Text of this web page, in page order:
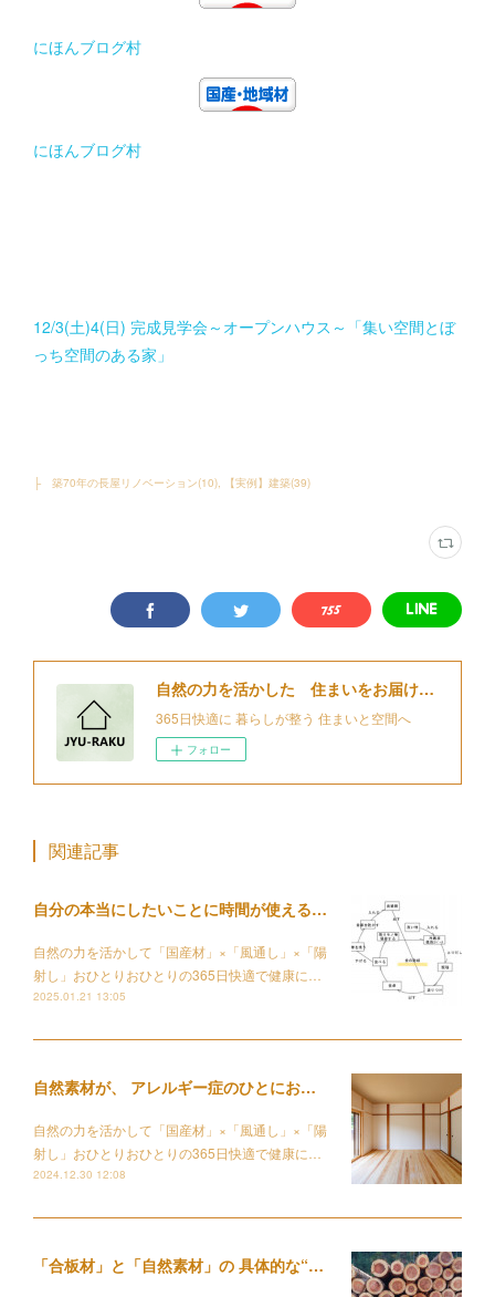
にほんブログ村
にほんブログ村
12/3(土)4(日) 完成見学会～オープンハウス～「集い空間とぼ
っち空間のある家」
├ 築70年の長屋リノベーション(10) 【実例】建築(39)
自然の力を活かした 住まいをお届けする 細江住楽設計
365日快適に 暮らしが整う 住まいと空間へ
フォロー
関連記事
自分の本当にしたいことに時間が使えるようになる家事動線を整える設計について
自然の力を活かして「国産材」×「風通し」×「陽
射し」おひとりおひとりの365日快適で健康に…
2025.01.21 13:05
自然素材が、 アレルギー症のひとにおすすめな理由
自然の力を活かして「国産材」×「風通し」×「陽
射し」おひとりおひとりの365日快適で健康に…
2024.12.30 12:08
「合板材」と「自然素材」の 具体的な“違い”ってなに？